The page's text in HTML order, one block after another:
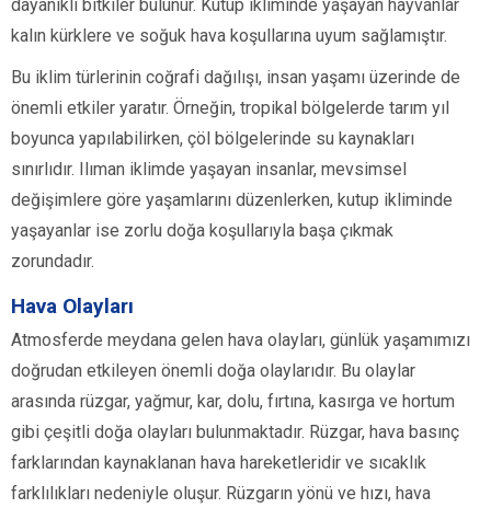
dayanıklı bitkiler bulunur. Kutup ikliminde yaşayan hayvanlar
kalın kürklere ve soğuk hava koşullarına uyum sağlamıştır.
Bu iklim türlerinin coğrafi dağılışı, insan yaşamı üzerinde de
önemli etkiler yaratır. Örneğin, tropikal bölgelerde tarım yıl
boyunca yapılabilirken, çöl bölgelerinde su kaynakları
sınırlıdır. Ilıman iklimde yaşayan insanlar, mevsimsel
değişimlere göre yaşamlarını düzenlerken, kutup ikliminde
yaşayanlar ise zorlu doğa koşullarıyla başa çıkmak
zorundadır.
Hava Olayları
Atmosferde meydana gelen hava olayları, günlük yaşamımızı
doğrudan etkileyen önemli doğa olaylarıdır. Bu olaylar
arasında rüzgar, yağmur, kar, dolu, fırtına, kasırga ve hortum
gibi çeşitli doğa olayları bulunmaktadır. Rüzgar, hava basınç
farklarından kaynaklanan hava hareketleridir ve sıcaklık
farklılıkları nedeniyle oluşur. Rüzgarın yönü ve hızı, hava